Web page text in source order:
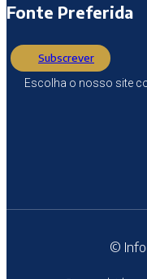
Fonte Preferida
Subscrever
Escolha o nosso site
©